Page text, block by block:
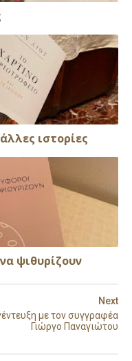
ιστορίες
ψιθυρίζουν
Next
με τον συγγραφέα
Γιώργο Παναγιώτου